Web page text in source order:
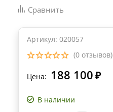
Сравнить
Артикул: 020057
(0 отзывов)
Цена: 188 100 ₽
В наличии